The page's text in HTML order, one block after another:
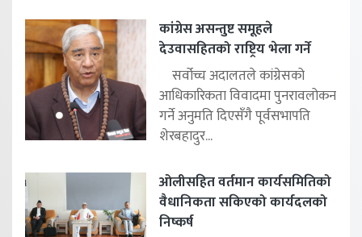
कांग्रेस असन्तुष्ट समूहले
देउवासहितको राष्ट्रिय भेला गर्ने
सर्वोच्च अदालतले कांग्रेसको
आधिकारिकता विवादमा पुनरावलोकन
गर्ने अनुमति दिएसँगै पूर्वसभापति
शेरबहादुर...
ओलीसहित वर्तमान कार्यसमितिको
वैधानिकता सकिएको कार्यदलको
निष्कर्ष